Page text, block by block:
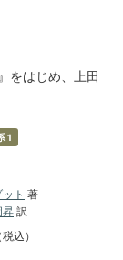
をはじめ、上田
1
ト 著
昇 訳
込）